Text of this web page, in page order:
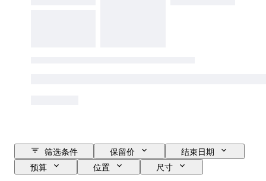
筛选条件 保留价
结束日期
预算
位置
尺寸